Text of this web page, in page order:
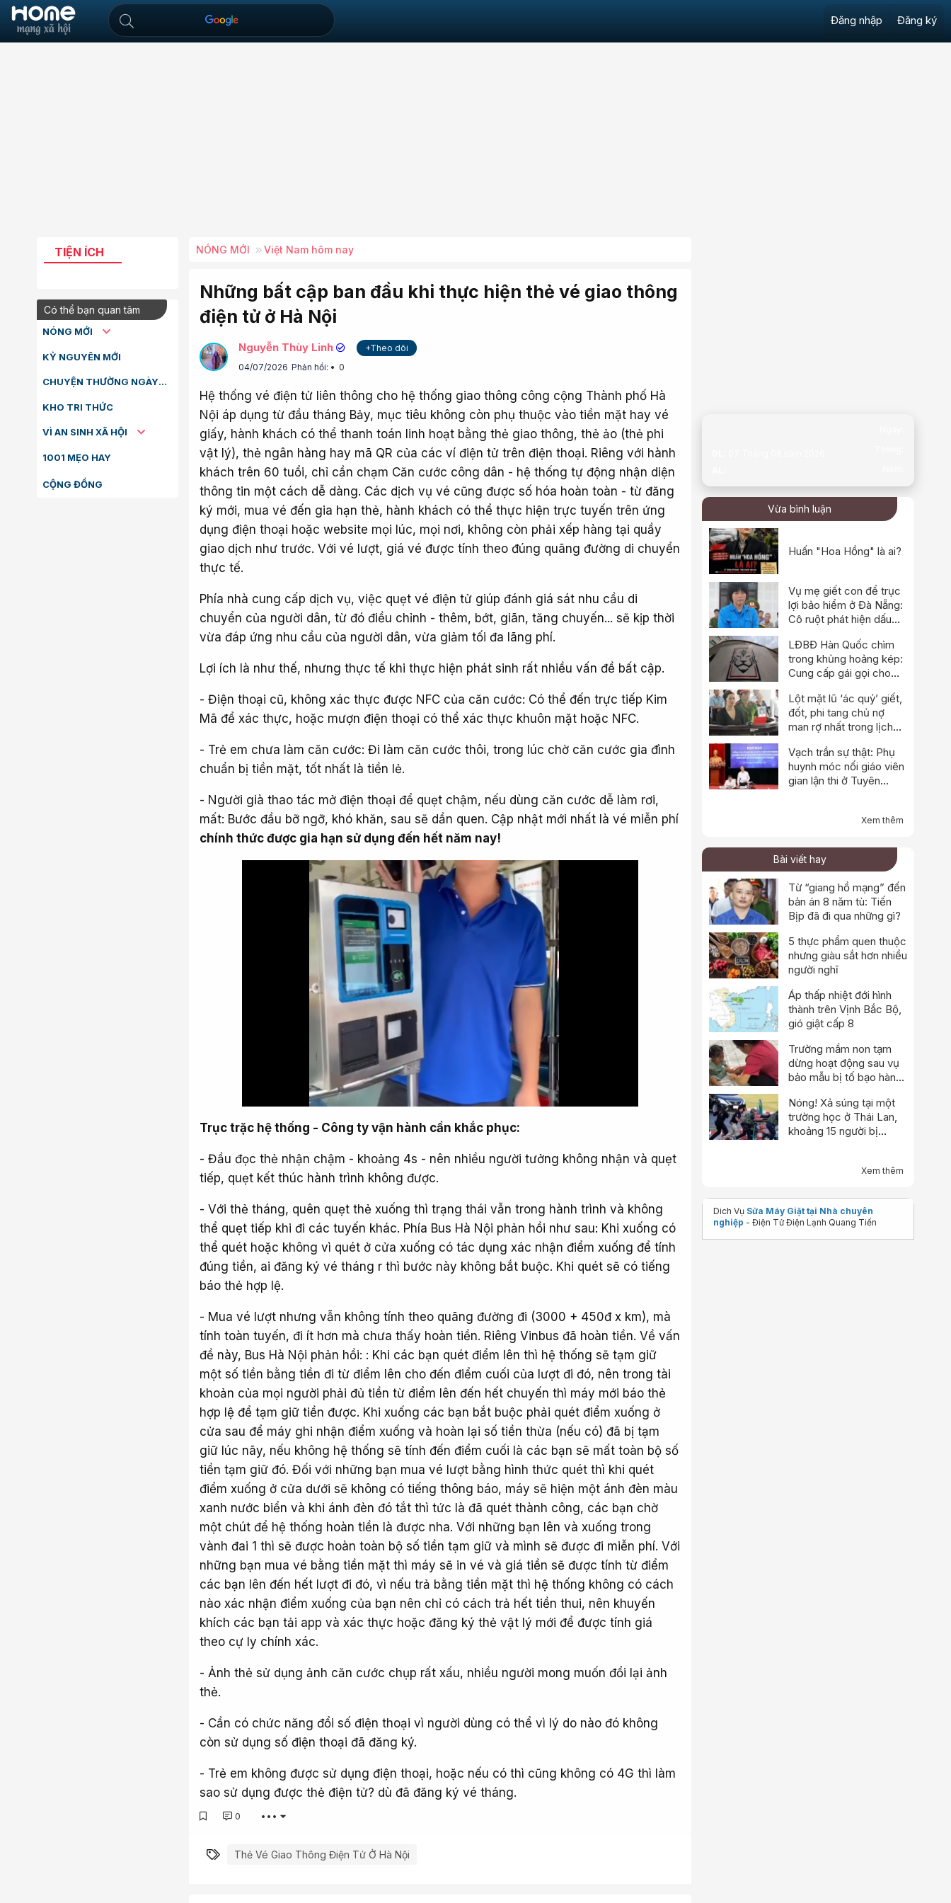
Đăng nhập Đăng ký
TIỆN ÍCH
Có thể bạn quan tâm
NÓNG MỚI
KỶ NGUYÊN MỚI
CHUYỆN THƯỜNG NGÀY
KHO TRI THỨC
VÌ AN SINH XÃ HỘI
1001 MẸO HAY
CỘNG ĐỒNG
NÓNG MỚI Việt Nam hôm nay
Những bất cập ban đầu khi thực hiện thẻ vé giao thông
điện tử ở Hà Nội
Nguyễn Thùy Linh
+Theo dõi
04/07/2026 Phản hồi: 0
Hệ thống vé điện tử liên thông cho hệ thống giao thông công cộng Thành phố Hà
Nội áp dụng từ đầu tháng Bảy, mục tiêu không còn phụ thuộc vào tiền mặt hay vé
giấy, hành khách có thể thanh toán linh hoạt bằng thẻ giao thông, thẻ ảo (thẻ phi
vật lý), thẻ ngân hàng hay mã QR của các ví điện tử trên điện thoại. Riêng với hành
khách trên 60 tuổi, chỉ cần chạm Căn cước công dân - hệ thống tự động nhận diện
thông tin một cách dễ dàng. Các dịch vụ vé cũng được số hóa hoàn toàn - từ đăng
ký mới, mua vé đến gia hạn thẻ, hành khách có thể thực hiện trực tuyến trên ứng
dụng điện thoại hoặc website mọi lúc, mọi nơi, không còn phải xếp hàng tại quầy
giao dịch như trước. Với vé lượt, giá vé được tính theo đúng quãng đường di chuyển
thực tế.
Phía nhà cung cấp dịch vụ, việc quẹt vé điện tử giúp đánh giá sát nhu cầu di
chuyển của người dân, từ đó điều chỉnh - thêm, bớt, giãn, tăng chuyến... sẽ kịp thời
vừa đáp ứng nhu cầu của người dân, vừa giảm tối đa lãng phí.
Lợi ích là như thế, nhưng thực tế khi thực hiện phát sinh rất nhiều vấn đề bất cập.
- Điện thoại cũ, không xác thực được NFC của căn cước: Có thể đến trực tiếp Kim
Mã để xác thực, hoặc mượn điện thoại có thể xác thực khuôn mặt hoặc NFC.
- Trẻ em chưa làm căn cước: Đi làm căn cước thôi, trong lúc chờ căn cước gia đình
chuẩn bị tiền mặt, tốt nhất là tiền lẻ.
- Người già thao tác mở điện thoại để quẹt chậm, nếu dùng căn cước dễ làm rơi,
mất: Bước đầu bỡ ngỡ, khó khăn, sau sẽ dần quen. Cập nhật mới nhất là vé miễn phí
chính thức được gia hạn sử dụng đến hết năm nay!
Trục trặc hệ thống - Công ty vận hành cần khắc phục:
- Đầu đọc thẻ nhận chậm - khoảng 4s - nên nhiều người tưởng không nhận và quẹt
tiếp, quẹt kết thúc hành trình không được.
- Với thẻ tháng, quên quẹt thẻ xuống thì trạng thái vẫn trong hành trình và không
thể quẹt tiếp khi đi các tuyến khác. Phía Bus Hà Nội phản hồi như sau: Khi xuống có
thể quét hoặc không vì quét ở cửa xuống có tác dụng xác nhận điểm xuống để tính
đúng tiền, ai đăng ký vé tháng r thì bước này không bắt buộc. Khi quét sẽ có tiếng
báo thẻ hợp lệ.
- Mua vé lượt nhưng vẫn không tính theo quãng đường đi (3000 + 450đ x km), mà
tính toàn tuyến, đi ít hơn mà chưa thấy hoàn tiền. Riêng Vinbus đã hoàn tiền. Về vấn
đề này, Bus Hà Nội phản hồi: : Khi các bạn quét điểm lên thì hệ thống sẽ tạm giữ
một số tiền bằng tiền đi từ điểm lên cho đến điểm cuối của lượt đi đó, nên trong tài
khoản của mọi người phải đủ tiền từ điểm lên đến hết chuyến thì máy mới báo thẻ
hợp lệ để tạm giữ tiền được. Khi xuống các bạn bắt buộc phải quét điểm xuống ở
cửa sau để máy ghi nhận điểm xuống và hoàn lại số tiền thừa (nếu có) đã bị tạm
giữ lúc nãy, nếu không hệ thống sẽ tính đến điểm cuối là các bạn sẽ mất toàn bộ số
tiền tạm giữ đó. Đối với những bạn mua vé lượt bằng hình thức quét thì khi quét
điểm xuống ở cửa dưới sẽ không có tiếng thông báo, máy sẽ hiện một ánh đèn màu
xanh nước biển và khi ánh đèn đó tắt thì tức là đã quét thành công, các bạn chờ
một chút để hệ thống hoàn tiền là được nha. Với những bạn lên và xuống trong
vành đai 1 thì sẽ được hoàn toàn bộ số tiền tạm giữ và mình sẽ được đi miễn phí. Với
những bạn mua vé bằng tiền mặt thì máy sẽ in vé và giá tiền sẽ được tính từ điểm
các bạn lên đến hết lượt đi đó, vì nếu trả bằng tiền mặt thì hệ thống không có cách
nào xác nhận điểm xuống của bạn nên chỉ có cách trả hết tiền thui, nên khuyến
khích các bạn tải app và xác thực hoặc đăng ký thẻ vật lý mới để được tính giá
theo cự ly chính xác.
- Ảnh thẻ sử dụng ảnh căn cước chụp rất xấu, nhiều người mong muốn đổi lại ảnh
thẻ.
- Cần có chức năng đổi số điện thoại vì người dùng có thể vì lý do nào đó không
còn sử dụng số điện thoại đã đăng ký.
- Trẻ em không được sử dụng điện thoại, hoặc nếu có thì cũng không có 4G thì làm
sao sử dụng được thẻ điện tử? dù đã đăng ký vé tháng.
0 •••
Từ khóa
Thẻ Vé Giao Thông Điện Tử Ở Hà Nội
Vừa bình luận
Huấn "Hoa Hồng" là ai?
Vụ mẹ giết con để trục
lợi bảo hiểm ở Đà Nẵng:
Cô ruột phát hiện dấu
LĐBĐ Hàn Quốc chìm
trong khủng hoảng kép:
Cung cấp gái gọi cho
kích trụ sở
Lột mặt lũ ‘ác quỷ’ giết,
đốt, phi tang chủ nợ
man rợ nhất trong lịch
Vạch trần sự thật: Phụ
huynh móc nối giáo viên
gian lận thi ở Tuyên
Xem thêm
Bài viết hay
Từ “giang hồ mạng” đến
bản án 8 năm tù: Tiến
Bịp đã đi qua những gì?
5 thực phẩm quen thuộc
nhưng giàu sắt hơn nhiều
người nghĩ
Áp thấp nhiệt đới hình
thành trên Vịnh Bắc Bộ,
gió giật cấp 8
Trường mầm non tạm
dừng hoạt động sau vụ
bảo mẫu bị tố bạo hành
Nóng! Xả súng tại một
trường học ở Thái Lan,
khoảng 15 người bị
Xem thêm
Dich Vụ Sửa Máy Giặt tại Nhà chuyên
nghiệp - Điện Tử Điện Lạnh Quang Tiến